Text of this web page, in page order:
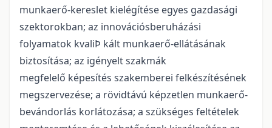
munkaerő-kereslet kielégítése egyes gazdasági
szektorokban; az innovációsberuházási
folyamatok kvaliÞ kált munkaerő-ellátásának
biztosítása; az igényelt szakmák
megfelelő képesítés szakemberei felkészítésének
megszervezése; a rövidtávú képzetlen munkaerő-
bevándorlás korlátozása; a szükséges feltételek